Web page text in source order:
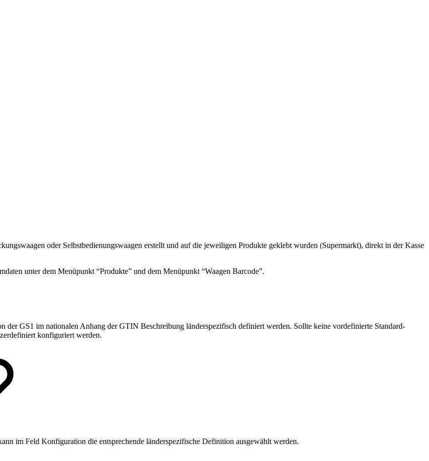
oder Selbstbedienungswaagen erstellt und auf die jeweiligen Produkte geklebt wurden (Supermarkt), direkt in der Kasse
unter dem Menüpunkt “Produkte” und dem Menüpunkt “Waagen Barcode”.
der GS1 im nationalen Anhang der GTIN Beschreibung länderspezifisch definiert werden. Sollte keine vordefinierte Standard-
konfiguriert werden.
im Feld Konfiguration die entsprechende länderspezifische Definition ausgewählt werden.